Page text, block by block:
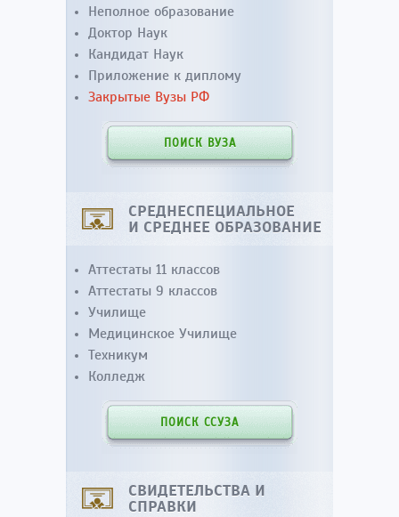
Неполное образование
Доктор Наук
Кандидат Наук
Приложение к диплому
Закрытые Вузы РФ
ПОИСК ВУЗА
СРЕДНЕСПЕЦИАЛЬНОЕ
И СРЕДНЕЕ ОБРАЗОВАНИЕ
Аттестаты 11 классов
Аттестаты 9 классов
Училище
Медицинское Училище
Техникум
Колледж
ПОИСК ССУЗА
СВИДЕТЕЛЬСТВА И
СПРАВКИ